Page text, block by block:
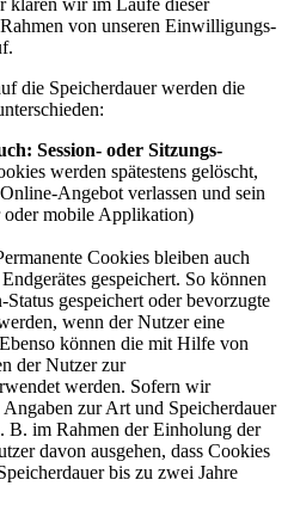
klären wir im Laufe dieser
von unseren Einwilligungs-
die Speicherdauer werden die
Session- oder Sitzungs-
werden spätestens gelöscht,
Angebot verlassen und sein
mobile Applikation)
Cookies bleiben auch
gespeichert. So können
gespeichert oder bevorzugte
wenn der Nutzer eine
können die mit Hilfe von
der Nutzer zur
werden. Sofern wir
zur Art und Speicherdauer
B. im Rahmen der Einholung der
davon ausgehen, dass Cookies
bis zu zwei Jahre